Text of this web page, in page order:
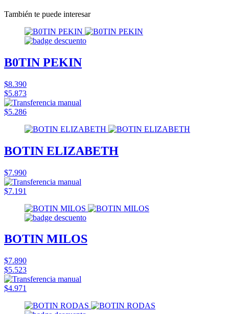
También te puede interesar
B0TIN PEKIN
$8.390
$5.873
$5.286
BOTIN ELIZABETH
$7.990
$7.191
BOTIN MILOS
$7.890
$5.523
$4.971